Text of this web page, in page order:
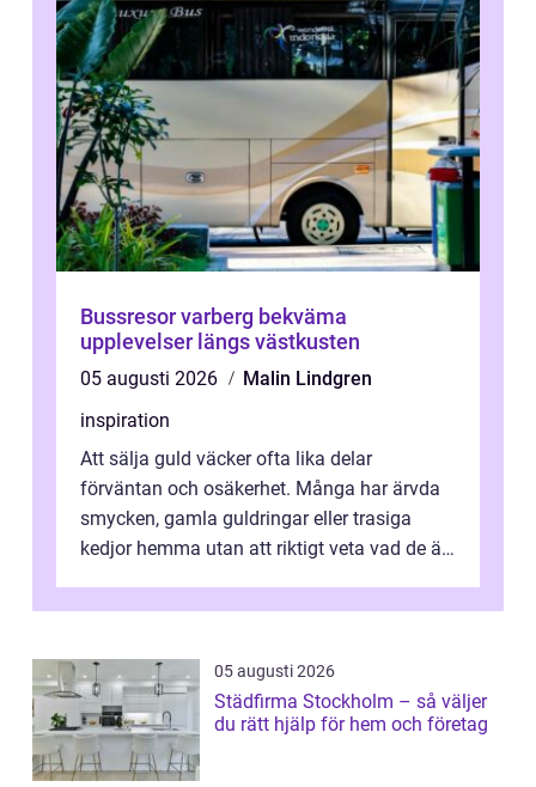
Bussresor varberg bekväma
upplevelser längs västkusten
05 augusti 2026
Malin Lindgren
inspiration
Att sälja guld väcker ofta lika delar
förväntan och osäkerhet. Många har ärvda
smycken, gamla guldringar eller trasiga
kedjor hemma utan att riktigt veta vad de är
05 augusti 2026
Städfirma Stockholm – så väljer
du rätt hjälp för hem och företag